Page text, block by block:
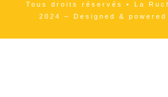
Tous droits réservés • La
2024 – Designed &